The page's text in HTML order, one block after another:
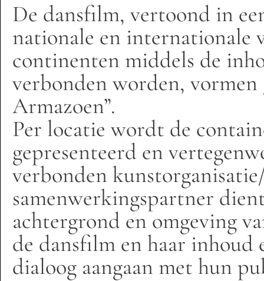
De dansfilm, vertoond in
nationale en internationale
continenten middels de
verbonden worden,
Armazoen”.
Per locatie wordt de
gepresenteerd en
verbonden
samenwerkingspartner
achtergrond en omgeving
de dansfilm en haar inhoud
dialoog aangaan met hun